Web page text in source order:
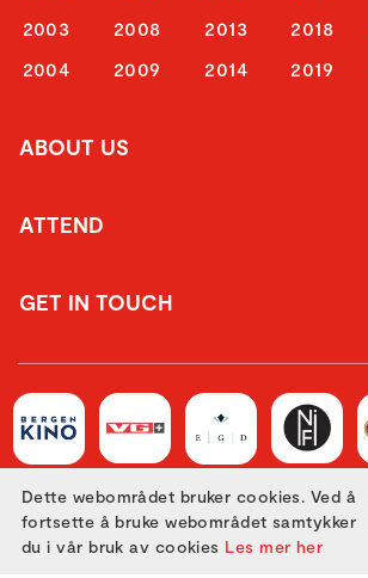
2003
2004
2008
2009
2013
2014
2018
2019
ABOUT US
ATTEND
GET IN TOUCH
Dette webområdet bruker cookies. Ved å
fortsette å bruke webområdet samtykker
du i vår bruk av cookies Les mer her